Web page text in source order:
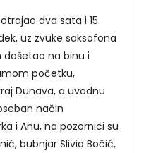
dva sata i 15
uz zvuke saksofona
došetao na binu i
početku,
Dunava, a uvodnu
način
i Anu, na pozornici su
bubnjar Slivio Bočić,